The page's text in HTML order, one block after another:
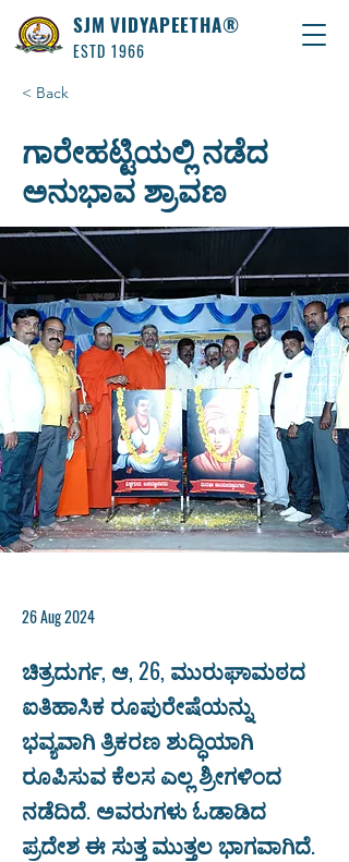
SJM VIDYAPEETHA®
ESTD 1966
< Back
ಗಾರೇಹಟ್ಟಿಯಲ್ಲಿ ನಡೆದ
ಅನುಭಾವ ಶ್ರಾವಣ
26 Aug 2024
ಚಿತ್ರದುರ್ಗ, ಆ, 26, ಮುರುಘಾಮಠದ
ಐತಿಹಾಸಿಕ ರೂಪುರೇಷೆಯನ್ನು
ಭವ್ಯವಾಗಿ ತ್ರಿಕರಣ ಶುದ್ಧಿಯಾಗಿ
ರೂಪಿಸುವ ಕೆಲಸ ಎಲ್ಲ ಶ್ರೀಗಳಿಂದ
ನಡೆದಿದೆ. ಅವರುಗಳು ಓಡಾಡಿದ
ಪ್ರದೇಶ ಈ ಸುತ್ತ ಮುತ್ತಲ ಭಾಗವಾಗಿದೆ.